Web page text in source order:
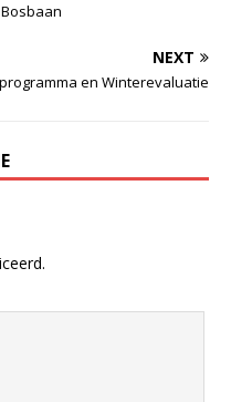
NEXT
en Winterevaluatie